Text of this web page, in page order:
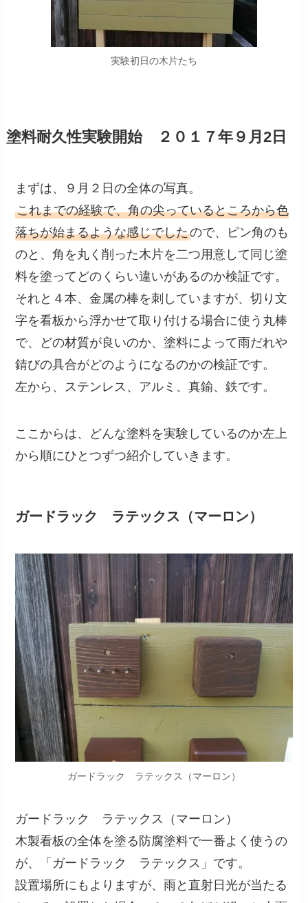
実験初日の木片たち
塗料耐久性実験開始 ２０１７年９月2日
まずは、９月２日の全体の写真。
これまでの経験で、角の尖っているところから色
落ちが始まるような感じでしたので、ピン角のも
のと、角を丸く削った木片を二つ用意して同じ塗
料を塗ってどのくらい違いがあるのか検証です。
それと４本、金属の棒を刺していますが、切り文
字を看板から浮かせて取り付ける場合に使う丸棒
で、どの材質が良いのか、塗料によって雨だれや
錆びの具合がどのようになるのかの検証です。
左から、ステンレス、アルミ、真鍮、鉄です。
ここからは、どんな塗料を実験しているのか左上
から順にひとつずつ紹介していきます。
ガードラック ラテックス（マーロン）
ガードラック ラテックス（マーロン）
ガードラック ラテックス（マーロン）
木製看板の全体を塗る防腐塗料で一番よく使うの
が、「ガードラック ラテックス」です。
設置場所にもよりますが、雨と直射日光が当たる